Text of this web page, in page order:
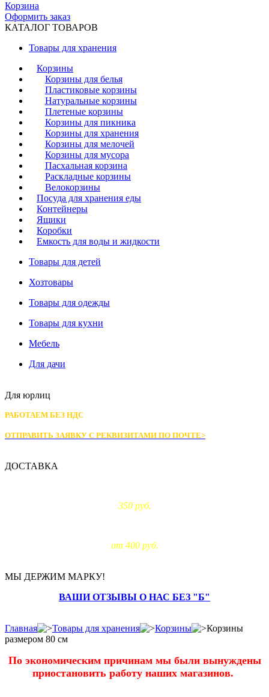
Корзина
Оформить заказ
КАТАЛОГ ТОВАРОВ
Товары для хранения
Корзины
Корзины для белья
Пластиковые корзины
Натуральные корзины
Плетеные корзины
Корзины для пикника
Корзины для хранения
Корзины для мелочей
Корзины для мусора
Пасхальная корзина
Раскладные корзины
Велокорзины
Посуда для хранения еды
Контейнеры
Ящики
Коробки
Емкость для воды и жидкости
Товары для детей
Хозтовары
Товары для одежды
Товары для кухни
Мебель
Для дачи
Для юрлиц
РАБОТАЕМ БЕЗ НДС
ОТПРАВИТЬ ЗАЯВКУ С РЕКВИЗИТАМИ ПО ПОЧТЕ>
ДОСТАВКА
350 руб.
от 400 руб.
МЫ ДЕРЖИМ МАРКУ!
ВАШИ ОТЗЫВЫ О НАС БЕЗ "Б"
Главная Товары для хранения Корзины
Корзины
размером 80 см
По экономическим причинам мы были вынуждены
приостановить работу наших магазинов.